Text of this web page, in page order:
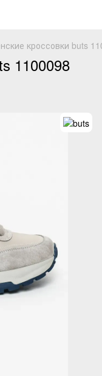
кроссовки buts
1100098